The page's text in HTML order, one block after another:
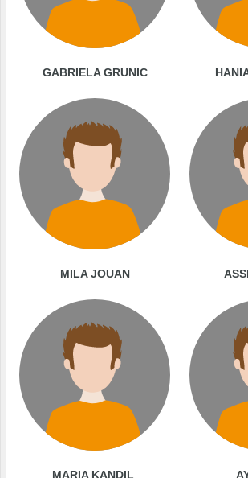
GABRIELA GRUNIC
MILA JOUAN
MARIA KANDIL